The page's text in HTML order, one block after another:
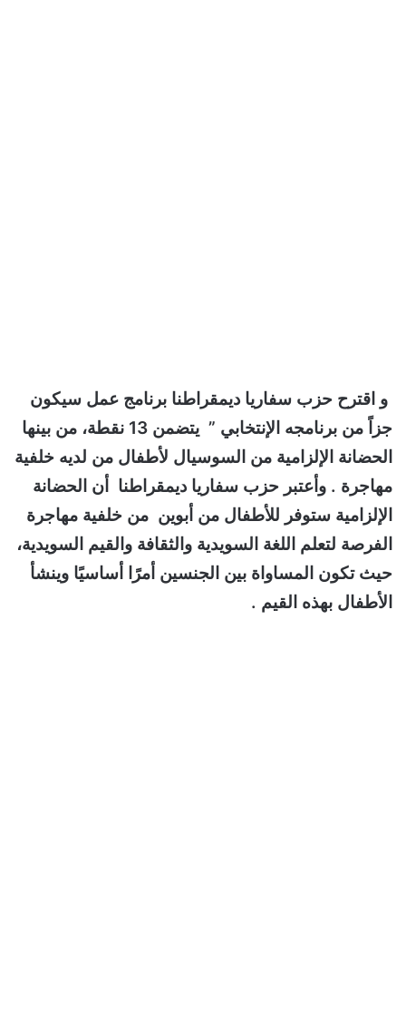
و اقترح حزب سفاريا ديمقراطنا برنامج عمل سيكون
جزاً من برنامجه الإنتخابي ” يتضمن 13 نقطة، من بينها
الحضانة الإلزامية من السوسيال لأطفال من لديه خلفية
مهاجرة . وأعتبر حزب سفاريا ديمقراطنا أن الحضانة
الإلزامية ستوفر للأطفال من أبوين من خلفية مهاجرة
الفرصة لتعلم اللغة السويدية والثقافة والقيم السويدية،
حيث تكون المساواة بين الجنسين أمرًا أساسيًا وينشأ
الأطفال بهذه القيم .